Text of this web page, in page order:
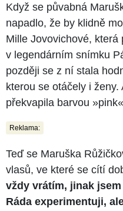
Když se půvabná
napadlo, že by klidně
Mille Jovovichové,
v legendárním snímku
později se z ní stala
kterou se otáčely i
překvapila barvou
Reklama:
Teď se Maruška
vlasů, ve které se cítí
vždy vrátím, jinak
Ráda experimentuji,